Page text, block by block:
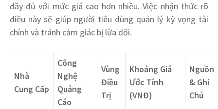
đầy đủ với mức giá cao hơn nhiều. Việc nhận thức rõ
điều này sẽ giúp người tiêu dùng quản lý kỳ vọng tài
chính và tránh cảm giác bị lừa dối.
Nhà
Cung Cấp
Công
Nghệ
Quảng
Cáo
Vùng
Điều
Trị
Khoảng Giá
Ước Tính
(VNĐ)
Nguồn
& Ghi
Chú